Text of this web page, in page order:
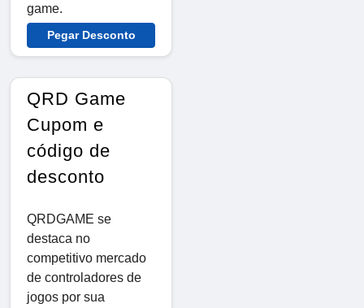
game.
Pegar Desconto
QRD Game
Cupom e
código de
desconto
QRDGAME se
destaca no
competitivo mercado
de controladores de
jogos por sua